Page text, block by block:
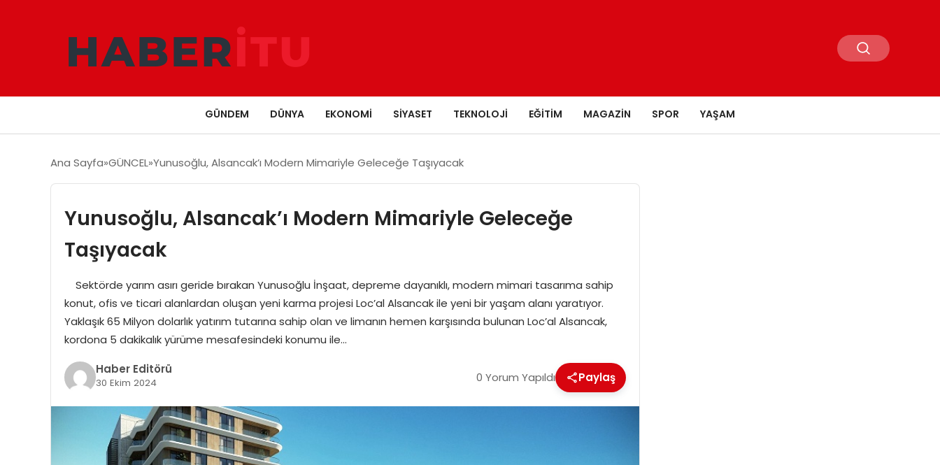
GÜNDEM DÜNYA EKONOMI SIYASET TEKNOLOJI EĞITIM MAGAZIN SPOR YAŞAM
Ana Sayfa GÜNCEL Yunusoğlu, Alsancak’ı Modern Mimariyle Geleceğe Taşıyacak
Yunusoğlu, Alsancak’ı Modern Mimariyle Geleceğe
Taşıyacak
Sektörde yarım asırı geride bırakan Yunusoğlu İnşaat, depreme dayanıklı, modern mimari tasarıma sahip
konut, ofis ve ticari alanlardan oluşan yeni karma projesi Loc’al Alsancak ile yeni bir yaşam alanı yaratıyor.
Yaklaşık 65 Milyon dolarlık yatırım tutarına sahip olan ve limanın hemen karşısında bulunan Loc’al Alsancak,
kordona 5 dakikalık yürüme mesafesindeki konumu ile…
Haber Editörü
30 Ekim 2024 0 Yorum Yapıldı Paylaş